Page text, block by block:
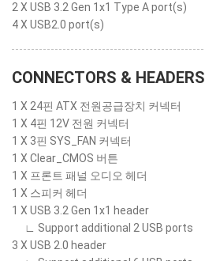
2 X USB 3.2 Gen 1x1 Type A port(s)
4 X USB2.0 port(s)
CONNECTORS & HEADERS
1 X 24핀 ATX 전원공급장치 커넥터
1 X 4핀 12V 전원 커넥터
1 X 3핀 SYS_FAN 커넥터
1 X Clear_CMOS 버튼
1 X 프론트 패널 오디오 헤더
1 X 스피커 헤더
1 X USB 3.2 Gen 1x1 header
∟ Support additional 2 USB ports
3 X USB 2.0 header